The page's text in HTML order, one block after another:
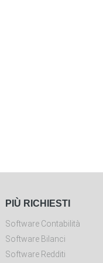
PIÙ RICHIESTI
Software Contabilità
Software Bilanci
Software Redditi